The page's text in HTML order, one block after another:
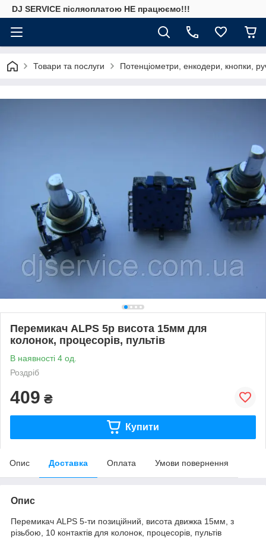
DJ SERVICE пiсляоплатою НЕ працюємо!!!
Товари та послуги Потенціометри, енкодери, кнопки,
Перемикач ALPS 5p висота 15мм для
колонок, процесорів, пультів
В наявності 4 од.
Роздріб
409 ₴
Купити
Опис Доставка Оплата Умови повернення
Опис
Перемикач ALPS 5-ти позиційний, висота движка 15мм, з
різьбою, 10 контактів для колонок, процесорів, пультів